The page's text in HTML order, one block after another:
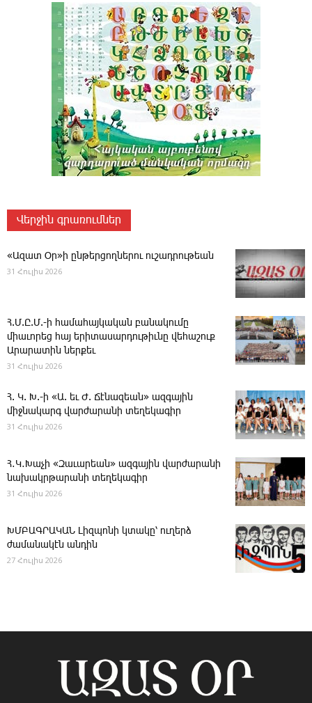
Վերջին գրառումներ
«Ազատ Օր»ի ընթերցողներու ուշադրութեան
31 Հուլիս 2026
Հ.Մ.Ը.Մ.-ի համահայկական բանակումը
միաւորեց հայ երիտասարդութիւնը վեհաշուք
Արարատին ներքեւ
31 Հուլիս 2026
Հ. Կ. Խ.-ի «Ա. եւ Ժ. ­Ճէնազեան» ազգային
միջնակարգ վարժարանի տեղեկագիր
31 Հուլիս 2026
Հ․Կ․Խաչի «Զաւարեան» ազգային վարժարանի
նախակրթարանի տեղեկագիր
31 Հուլիս 2026
ԽՄԲԱԳՐԱԿԱՆ ­Լիզպոնի կտակը՝ ուղերձ
ժամանակէն անդին
27 Հուլիս 2026